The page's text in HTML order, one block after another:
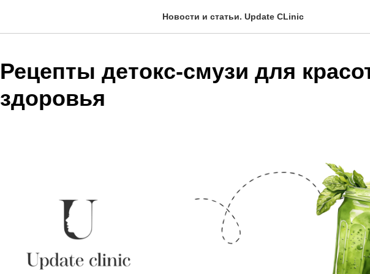
Новости и статьи. Update CLinic
Рецепты детокс-смузи для
здоровья